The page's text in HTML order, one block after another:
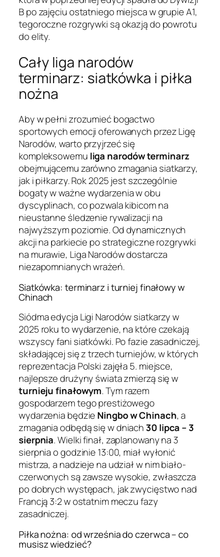
B po zajęciu ostatniego miejsca w grupie A1,
tegoroczne rozgrywki są okazją do powrotu
do elity.
Cały liga narodów
terminarz: siatkówka i piłka
nożna
Aby w pełni zrozumieć bogactwo
sportowych emocji oferowanych przez Ligę
Narodów, warto przyjrzeć się
kompleksowemu liga narodów terminarz
obejmującemu zarówno zmagania siatkarzy,
jak i piłkarzy. Rok 2025 jest szczególnie
bogaty w ważne wydarzenia w obu
dyscyplinach, co pozwala kibicom na
nieustanne śledzenie rywalizacji na
najwyższym poziomie. Od dynamicznych
akcji na parkiecie po strategiczne rozgrywki
na murawie, Liga Narodów dostarcza
niezapomnianych wrażeń.
Siatkówka: terminarz i turniej finałowy w
Chinach
Siódma edycja Ligi Narodów siatkarzy w
2025 roku to wydarzenie, na które czekają
wszyscy fani siatkówki. Po fazie zasadniczej,
składającej się z trzech turniejów, w których
reprezentacja Polski zajęła 5. miejsce,
najlepsze drużyny świata zmierzą się w
turnieju finałowym. Tym razem
gospodarzem tego prestiżowego
wydarzenia będzie Ningbo w Chinach, a
zmagania odbędą się w dniach 30 lipca – 3
sierpnia. Wielki finał, zaplanowany na 3
sierpnia o godzinie 13:00, miał wyłonić
mistrza, a nadzieje na udział w nim biało-
czerwonych są zawsze wysokie, zwłaszcza
po dobrych występach, jak zwycięstwo nad
Francją 3:2 w ostatnim meczu fazy
zasadniczej.
Piłka nożna: od września do czerwca – co
musisz wiedzieć?